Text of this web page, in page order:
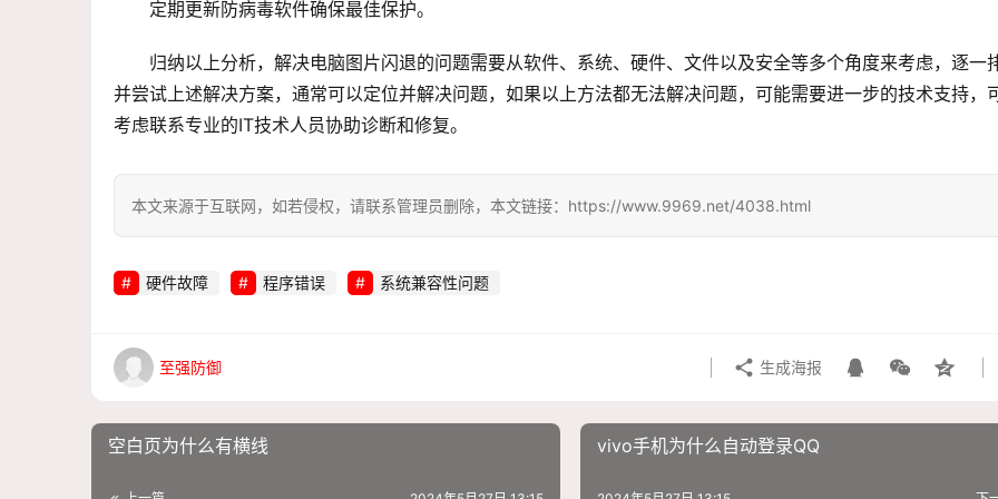
定期更新防病毒软件确保最佳保护。
归纳以上分析，解决电脑图片闪退的问题需要从软件、系统、硬件、文件以及安全等多个角度来考虑，逐一
并尝试上述解决方案，通常可以定位并解决问题，如果以上方法都无法解决问题，可能需要进一步的技术支持，
考虑联系专业的IT技术人员协助诊断和修复。
本文来源于互联网，如若侵权，请联系管理员删除，本文链接：https://www.9969.net/4038.html
硬件故障 程序错误 系统兼容性问题
至强防御 生成海报
空白页为什么有横线 vivo手机为什么自动登录QQ